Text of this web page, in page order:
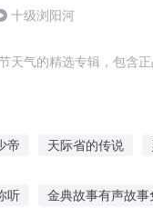
十级浏阳河
天气的精选专辑，包含
帝 天际省的传说
听 金典故事有声故事